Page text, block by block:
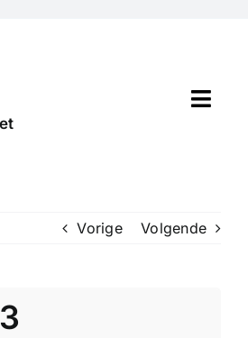
Vorige Volgende